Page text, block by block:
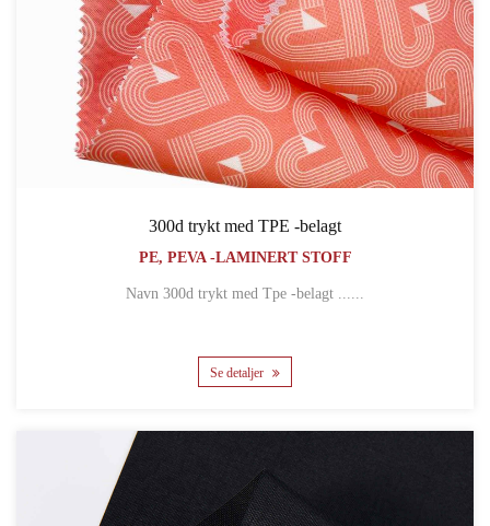
300d trykt med TPE -belagt
PE, PEVA -LAMINERT STOFF
Se detaljer